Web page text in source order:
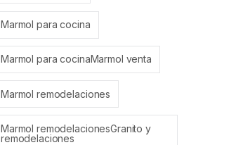
Marmol para cocina
Marmol para cocinaMarmol venta
Marmol remodelaciones
Marmol remodelacionesGranito y
remodelaciones